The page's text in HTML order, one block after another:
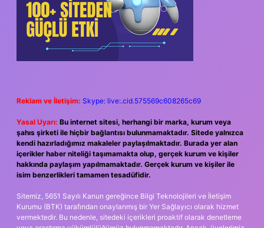
Reklam ve İletişim: Skype: live:.cid.575569c608265c69
Yasal Uyarı: Bu internet sitesi, herhangi bir marka, kurum veya
şahıs şirketi ile hiçbir bağlantısı bulunmamaktadır. Sitede yalnızca
kendi hazırladığımız makaleler paylaşılmaktadır. Burada yer alan
içerikler haber niteliği taşımamakta olup, gerçek kurum ve kişiler
hakkında paylaşım yapılmamaktadır. Gerçek kurum ve kişiler ile
isim benzerlikleri tamamen tesadüfidir.
Sitemiz, 5651 Sayılı Kanun gereğince Bilgi Teknolojileri ve İletişim
Kurumu (BTK) tarafından onaylanmış bir Yer Sağlayıcı olarak hizmet
vermektedir. Bu nedenle, sitedeki içerikleri proaktif olarak denetleme